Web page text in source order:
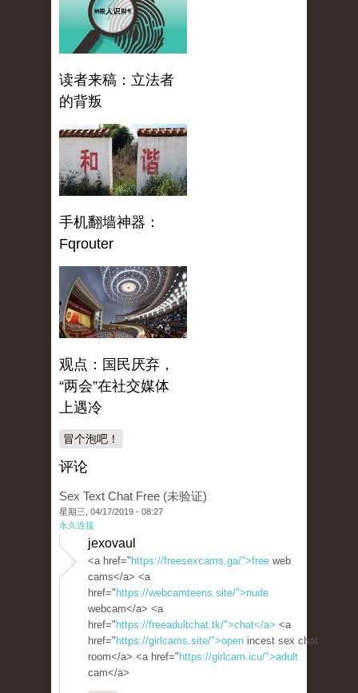
读者来稿：立法者
的背叛
手机翻墙神器：
Fqrouter
观点：国民厌弃，
“两会”在社交媒体
上遇冷
冒个泡吧！
评论
Sex Text Chat Free (未验证)
星期三, 04/17/2019 - 08:27
永久连接
jexovaul
<a href=" https://freesexcams.ga/">free web
cams</a> <a
href=" https://webcamteens.site/">nude
webcam</a> <a
href=" https://freeadultchat.tk/">chat</a> <a
href=" https://girlcams.site/">open incest sex chat
room</a> <a href=" https://girlcam.icu/">adult
cam</a>